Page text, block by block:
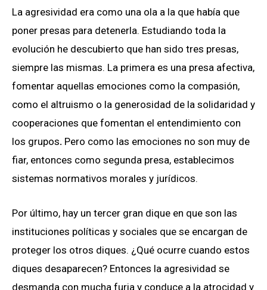
La agresividad era como una ola a la que había que
poner presas para detenerla. Estudiando toda la
evolución he descubierto que han sido tres presas,
siempre las mismas. La primera es una presa afectiva,
fomentar aquellas emociones como la compasión,
como el altruismo o la generosidad de la solidaridad y
cooperaciones que fomentan el entendimiento con
los grupos. Pero como las emociones no son muy de
fiar, entonces como segunda presa, establecimos
sistemas normativos morales y jurídicos.
Por último, hay un tercer gran dique en que son las
instituciones políticas y sociales que se encargan de
proteger los otros diques. ¿Qué ocurre cuando estos
diques desaparecen? Entonces la agresividad se
desmanda con mucha furia y conduce a la atrocidad y